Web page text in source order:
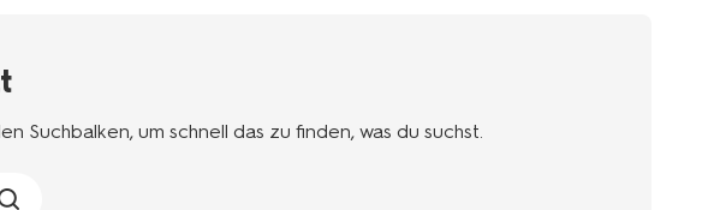
Suchbalken, um schnell das zu finden, was du suchst.